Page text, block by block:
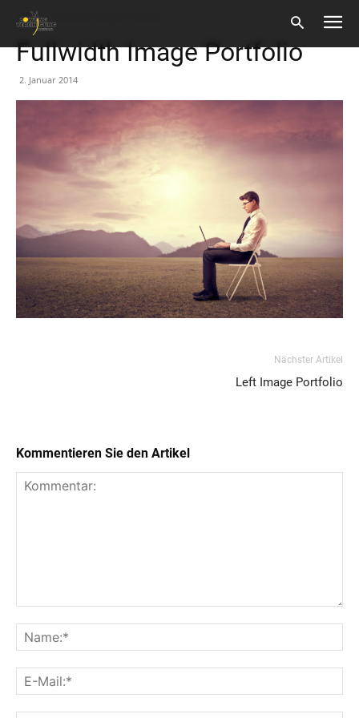
Start
Fullwidth Image Portfolio
2. Januar 2014
Nächster Artikel
Left Image Portfolio
Kommentieren Sie den Artikel